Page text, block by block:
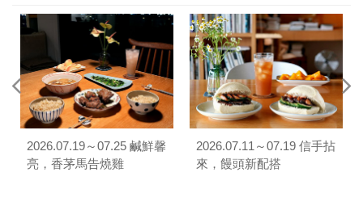
2026.07.19～07.25 鹹鮮馨
亮，香茅馬告燒雞
2026.07.11～07.19 信手拈
來，饅頭新配搭